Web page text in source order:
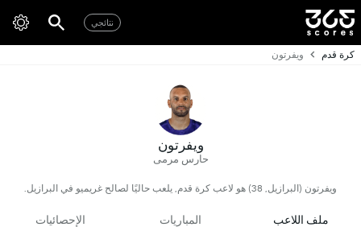
نتائجي
كرة قدم ويفرتون
ويفرتون
حارس مرمى
ويفرتون (البرازيل, 38) هو لاعب كرة قدم, يلعب حاليًا لصالح غريميو في البرازيل.
ملف اللاعب المباريات الإحصائيات